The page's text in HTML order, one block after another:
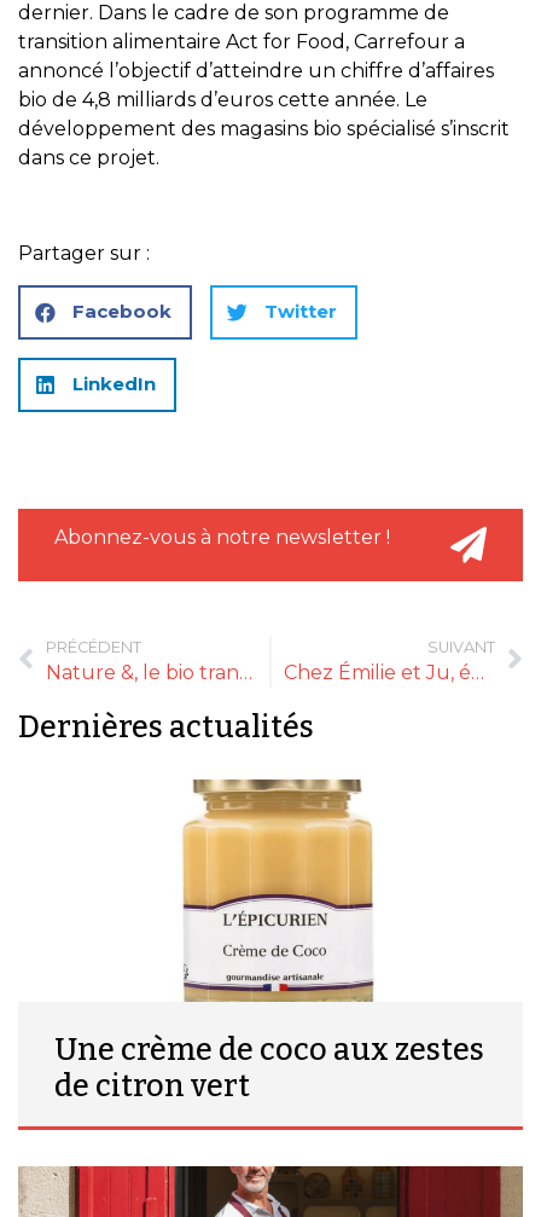
dernier. Dans le cadre de son programme de
transition alimentaire Act for Food, Carrefour a
annoncé l’objectif d’atteindre un chiffre d’affaires
bio de 4,8 milliards d’euros cette année. Le
développement des magasins bio spécialisé s’inscrit
dans ce projet.
Partager sur :
Facebook Twitter
LinkedIn
Abonnez-vous à notre newsletter !
PRÉCÉDENT
Nature &, le bio transfrontalier de Migros et Naturalia
SUIVANT
Chez Émilie et Ju, épicerie fine
Dernières actualités
Une crème de coco aux zestes
de citron vert